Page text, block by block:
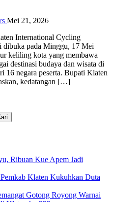
Mei 21, 2026
International Cycling
dibuka pada Minggu, 17 Mei
keliling kota yang membawa
destinasi budaya dan wisata di
16 negara peserta. Bupati Klaten
kedatangan […]
Ribuan Kue Apem Jadi
Klaten Kukuhkan Duta
Gotong Royong Warnai